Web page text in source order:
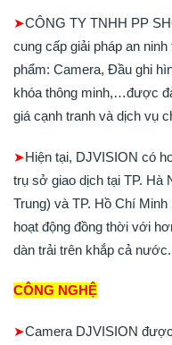
➤CÔNG TY TNHH PP
cung cấp giải pháp an
phẩm: Camera, Đầu ghi
khóa thông minh,…được
giá cạnh tranh và dịch vụ
➤Hiện tại, DJVISION có
trụ sở giao dịch tại TP. Hà
Trung) và TP. Hồ Chí
hoạt động đồng thời với
dàn trải trên khắp cả nước.
CÔNG NGHỆ
➤Camera DJVISION